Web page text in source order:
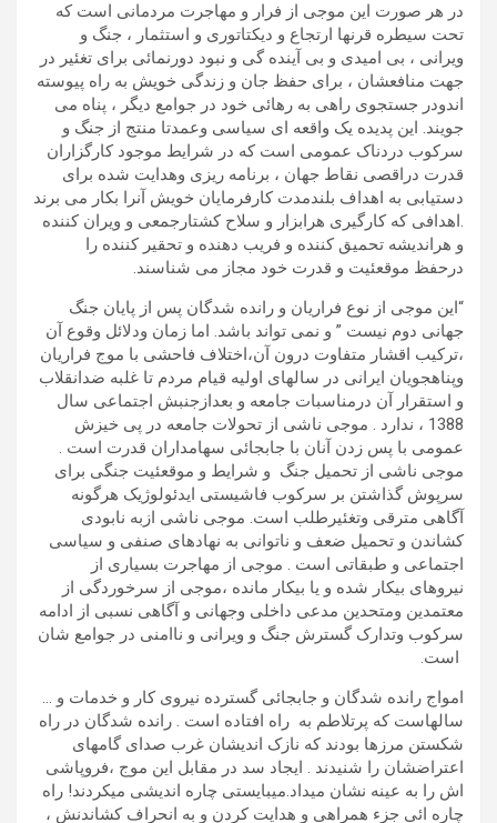
در هر صورت این موجی از فرار و مهاجرت مردمانی است که
تحت سیطره قرنها ارتجاع و دیکتاتوری و استثمار ، جنگ و
ویرانی ، بی امیدی و بی آینده گی و نبود دورنمائی برای تغئیر در
جهت منافعشان ، برای حفظ جان و زندگی خویش به راه پیوسته
اندودر جستجوی راهی به رهائی خود در جوامع دیگر ، پناه می
جویند. این پدیده یک واقعه ای سیاسی وعمدتا منتج از جنگ و
سرکوب دردناک عمومی است که در شرایط موجود کارگزاران
قدرت دراقصی نقاط جهان ، برنامه ریزی وهدایت شده برای
دستیابی به اهداف بلندمدت کارفرمایان خویش آنرا بکار می برند
.اهدافی که کارگیری هرابزار و سلاح کشتارجمعی و ویران کننده
و هراندیشه تحمیق کننده و فریب دهنده و تحقیر کننده را
درحفظ موقعئیت و قدرت خود مجاز می شناسند.
“این موجی از نوع فراریان و رانده شدگان پس از پایان جنگ
جهانی دوم نیست ” و نمی تواند باشد. اما زمان ودلائل وقوع آن
،ترکیب اقشار متفاوت درون آن،اختلاف فاحشی با موج فراریان
وپناهجویان ایرانی در سالهای اولیه قیام مردم تا غلبه ضدانقلاب
و استقرار آن درمناسبات جامعه و بعدازجنبش اجتماعی سال
1388 ، ندارد . موجی ناشی از تحولات جامعه در پی خیزش
عمومی با پس زدن آنان با جابجائی سهامداران قدرت است .
موجی ناشی از تحمیل جنگ و شرایط و موقعئیت جنگی برای
سرپوش گذاشتن بر سرکوب فاشیستی ایدئولوژیک هرگونه
آگاهی مترقی وتغئیرطلب است. موجی ناشی ازبه نابودی
کشاندن و تحمیل ضعف و ناتوانی به نهادهای صنفی و سیاسی
اجتماعی و طبقاتی است . موجی از مهاجرت بسیاری از
نیروهای بیکار شده و یا بیکار مانده ،موجی از سرخوردگی از
معتمدین ومتحدین مدعی داخلی وجهانی و آگاهی نسبی از ادامه
سرکوب وتدارک گسترش جنگ و ویرانی و ناامنی در جوامع شان
است.
امواج رانده شدگان و جابجائی گسترده نیروی کار و خدمات و …
سالهاست که پرتلاطم به راه افتاده است . رانده شدگان در راه
شکستن مرزها بودند که نازک اندیشان غرب صدای گامهای
اعتراضشان را شنیدند . ایجاد سد در مقابل این موج ،فروپاشی
اش را به عینه نشان میداد.میبایستی چاره اندیشی میکردند! راه
چاره ائی جزء همراهی و هدایت کردن و به انحراف کشاندنش ،